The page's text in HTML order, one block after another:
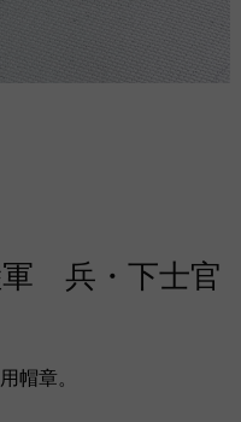
兵・下士官
帽章。